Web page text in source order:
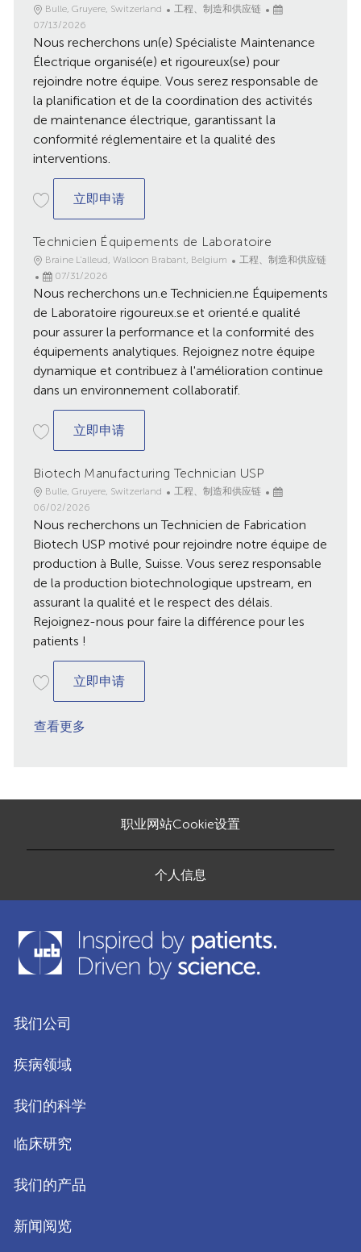
地
点
Bulle, Gruyere, Switzerland
类
工程、制造和供应链
已
布
07/13/2026
Nous recherchons un(e) Spécialiste Maintenance
Électrique organisé(e) et rigoureux(se) pour
rejoindre notre équipe. Vous serez responsable de
la planification et de la coordination des activités
de maintenance électrique, garantissant la
conformité réglementaire et la qualité des
interventions.
立即申请Spécialiste Maintenance Électrique
Technicien Équipements de Laboratoire
地
点
Braine L'alleud, Walloon Brabant, Belgium
类
工程、制造和供应链
已
发
期
07/31/2026
Nous recherchons un.e Technicien.ne Équipements
de Laboratoire rigoureux.se et orienté.e qualité
pour assurer la performance et la conformité des
équipements analytiques. Rejoignez notre équipe
dynamique et contribuez à l'amélioration continue
dans un environnement collaboratif.
立即申请Technicien Équipements de Laboratoire
Biotech Manufacturing Technician USP
地
点
Bulle, Gruyere, Switzerland
类
工程、制造和供应链
已
布
日
06/02/2026
Nous recherchons un Technicien de Fabrication
Biotech USP motivé pour rejoindre notre équipe de
production à Bulle, Suisse. Vous serez responsable
de la production biotechnologique upstream, en
assurant la qualité et le respect des délais.
Rejoignez-nous pour faire la différence pour les
patients !
立即申请Biotech Manufacturing Technician USP
查看更多
职业网站Cookie设置
个人信息
我们公司
疾病领域
我们的科学
临床研究
我们的产品
新闻阅览